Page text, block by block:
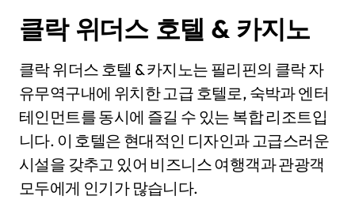
클락 위더스 호텔 & 카지노
클락 위더스 호텔 & 카지노는 필리핀의 클락 자
유무역구내에 위치한 고급 호텔로, 숙박과 엔터
테인먼트를 동시에 즐길 수 있는 복합 리조트입
니다. 이 호텔은 현대적인 디자인과 고급스러운
시설을 갖추고 있어 비즈니스 여행객과 관광객
모두에게 인기가 많습니다.